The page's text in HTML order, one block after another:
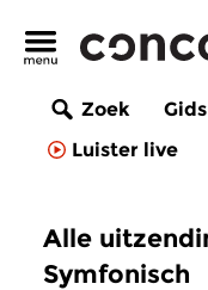
Zoek Gids
Luister live
Alle
Symfonisch